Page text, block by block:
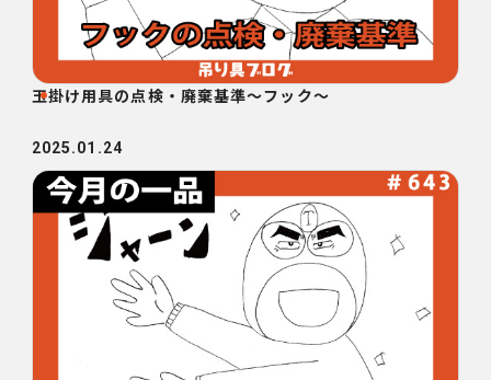
玉掛け用具の点検・廃棄基準～フック～
2025.01.24